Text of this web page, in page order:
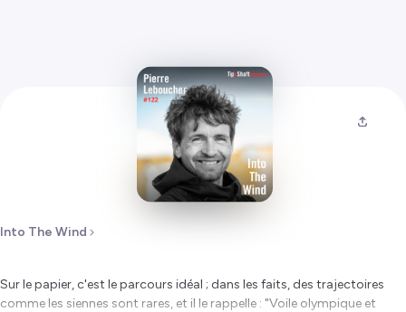
Into The Wind
Sur le papier, c'est le parcours idéal ; dans les faits, des trajectoires
comme les siennes sont rares, et il le rappelle : "Voile olympique et